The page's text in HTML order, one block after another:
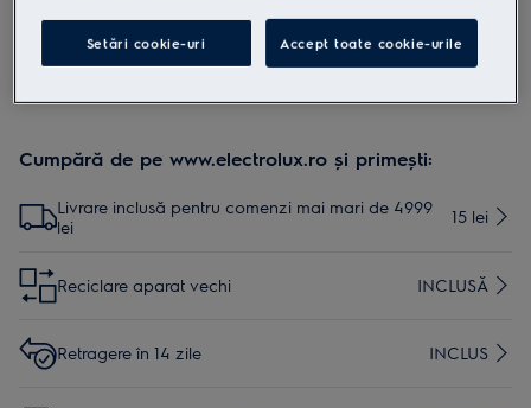
enumerate în manualul de utilizare. Pentru utilizarea în
siguranţă a produsului, citește în întregime manualul de
Cumpără de pe www.electrolux.ro și primești:
Livrare inclusă pentru comenzi mai mari de 4999
lei
15 lei
Reciclare aparat vechi INCLUSĂ
Retragere în 14 zile INCLUS
Setări cookie-uri Accept toate cookie-urile